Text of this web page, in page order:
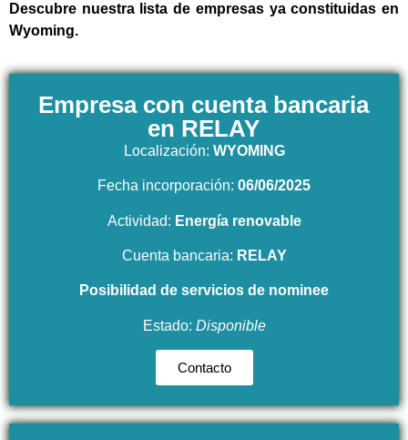
Descubre nuestra lista de empresas ya constituidas en
Wyoming.
Empresa con cuenta bancaria
en RELAY
Localización: WYOMING
Fecha incorporación: 06/06/2025
Actividad: Energía renovable
Cuenta bancaria: RELAY
Posibilidad de servicios de nominee
Estado: Disponible
Contacto